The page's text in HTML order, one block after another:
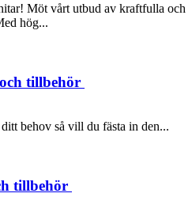
Möt vårt utbud av kraftfulla och
hög...
tillbehör
behov så vill du fästa in den...
tillbehör